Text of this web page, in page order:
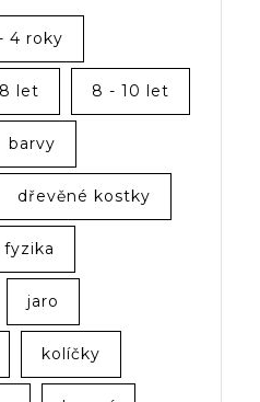
4 roky
let 8 - 10 let
barvy
dřevěné kostky
fyzika
jaro
kolíčky